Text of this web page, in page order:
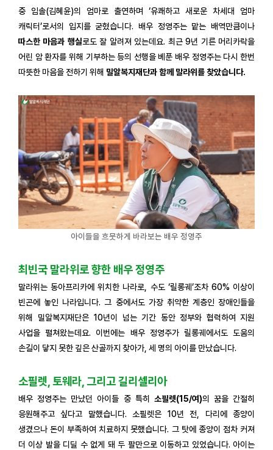
중 임솔(김혜윤)의 엄마로 출연하며 ‘유쾌하고 새로운 차세대 엄마
캐릭터’로서의 입지를 굳혔습니다. 배우 정영주는 맡는 배역만큼이나
따스한 마음과 행실로도 잘 알려져 있는데요. 최근 9년 기른 머리카락을
어린 암 환자를 위해 기부하는 등의 선행을 베푼 배우 정영주는 다시 한번
따뜻한 마음을 전하기 위해 밀알복지재단과 함께 말라위를 찾았습니다.
아이들을 흐뭇하게 바라보는 배우 정영주
최빈국 말라위로 향한 배우 정영주
말라위는 동아프리카에 위치한 나라로, 수도 ‘릴롱궤’조차 60% 이상이
빈곤에 놓인 나라입니다. 그 중에서도 가장 취약한 계층인 장애인들을
위해 밀알복지재단은 10년이 넘는 기간 동안 정부와 협력하여 지원
사업을 펼쳐왔는데요. 이번에는 배우 정영주가 릴롱궤에서도 도움의
손길이 닿지 못한 깊은 산골까지 찾아가, 세 명의 아이를 만났습니다.
소필렛, 토웨라, 그리고 길리셀리아
배우 정영주는 만났던 아이들 중 특히 소필렛(15/여)의 꿈을 간절히
응원해주고 싶다고 말했습니다. 소필렛은 10년 전, 다리에 종양이
생겼으나 돈이 부족하여 치료하지 못했습니다. 그 탓에 종양이 점차 커져
더 이상 발을 디딜 수 없게 돼 두 팔만으로 이동하고 있었습니다. 아이는